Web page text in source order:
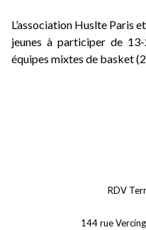
L’association Huslte Paris
jeunes à participer de
équipes mixtes de basket
RDV
144 rue